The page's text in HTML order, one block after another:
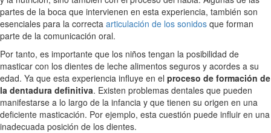
partes de la boca que intervienen en esta experiencia, también son
esenciales para la correcta articulación de los sonidos que forman
parte de la comunicación oral.
Por tanto, es importante que los niños tengan la posibilidad de
masticar con los dientes de leche alimentos seguros y acordes a su
edad. Ya que esta experiencia influye en el proceso de formación de
la dentadura definitiva. Existen problemas dentales que pueden
manifestarse a lo largo de la infancia y que tienen su origen en una
deficiente masticación. Por ejemplo, esta cuestión puede influir en una
inadecuada posición de los dientes.